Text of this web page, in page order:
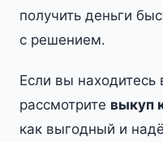
получить деньги
с решением.
Если вы находитесь
рассмотрите выкуп
как выгодный и